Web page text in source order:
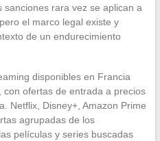
rara vez se aplican a
el marco legal existe y
de un endurecimiento
disponibles en Francia
ofertas de entrada a precios
Netflix, Disney+, Amazon Prime
agrupadas de los
películas y series buscadas